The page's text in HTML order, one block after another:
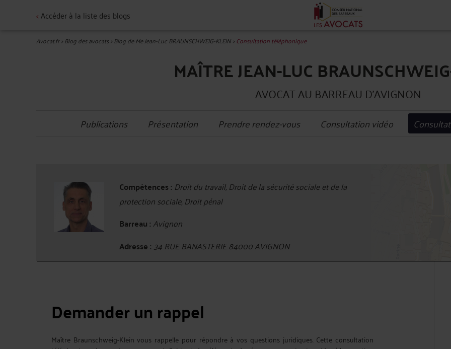
<Accéder à la liste des blogs
Avocat.fr>Blog des avocats>Blog de Me Jean-Luc BRAUNSCHWEIG-KLEIN> Consultation téléphonique
MAÎTRE JEAN-LUC
AVOCAT AU BARREAU D'AVIGNON
Publications Présentation Prendre rendez-vous Consultation vidéo
Compétences : Droit du travail, Droit de la sécurité sociale et de la
protection sociale, Droit pénal
Barreau :Avignon
Adresse : 34 RUE BANASTERIE 84000 AVIGNON
Demander un rappel
Maître Braunschweig-Klein vous rappelle pour répondre à vos questions juridiques. Cette consultation